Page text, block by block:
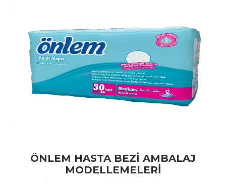
ÖNLEM HASTA BEZI AMBALAJ
MODELLEMELERI